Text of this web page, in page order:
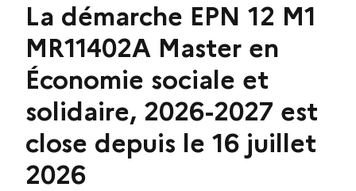
La démarche EPN 12 M1
MR11402A Master en
Économie sociale et
solidaire, 2026-2027 est
close depuis le 16 juillet
2026